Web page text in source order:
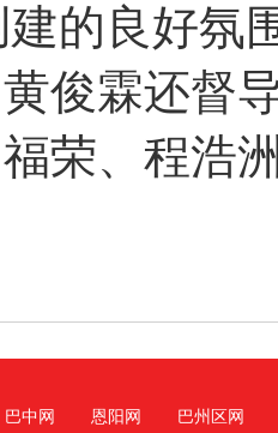
的良好氛
俊霖还督
荣、程浩
巴中网 恩阳网 巴州区网